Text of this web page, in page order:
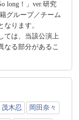
long！」ver.研究
グループ／チーム
ります。
ては、当該公演上
なる部分があるこ
茂木忍 岡田奈々